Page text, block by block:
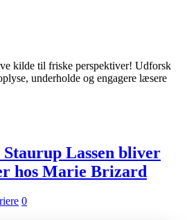
kilde til friske perspektiver! Udforsk
underholde og engagere læsere
Lassen bliver
hos Marie Brizard
0